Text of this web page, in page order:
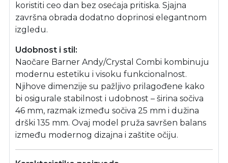
koristiti ceo dan bez osećaja pritiska. Sjajna
završna obrada dodatno doprinosi elegantnom
izgledu.
Udobnost i stil:
Naočare Barner Andy/Crystal Combi kombinuju
modernu estetiku i visoku funkcionalnost.
Njihove dimenzije su pažljivo prilagođene kako
bi osigurale stabilnost i udobnost – širina sočiva
46 mm, razmak između sočiva 25 mm i dužina
drški 135 mm. Ovaj model pruža savršen balans
između modernog dizajna i zaštite očiju.